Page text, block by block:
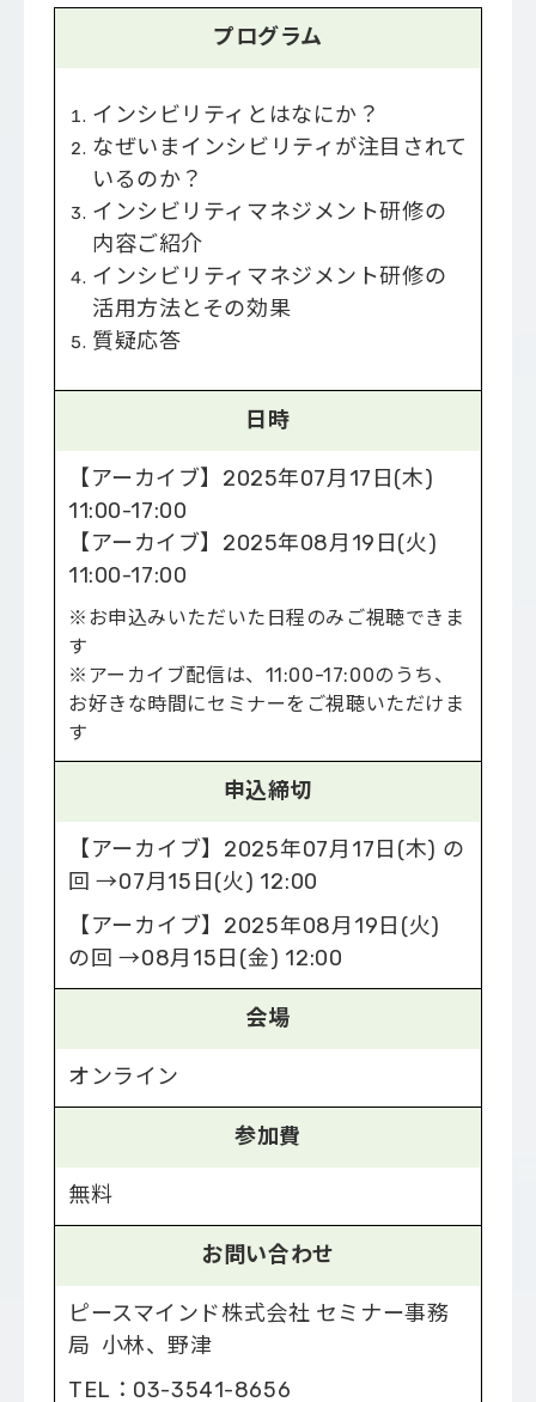
プログラム
インシビリティとはなにか？
なぜいまインシビリティが注目されて
いるのか？
インシビリティマネジメント研修の
内容ご紹介
インシビリティマネジメント研修の
活用方法とその効果
質疑応答
日時
【アーカイブ】2025年07月17日(木)
11:00-17:00
【アーカイブ】2025年08月19日(火)
11:00-17:00
※お申込みいただいた日程のみご視聴できま
す
※アーカイブ配信は、11:00-17:00のうち、
お好きな時間にセミナーをご視聴いただけま
す
申込締切
【アーカイブ】2025年07月17日(木) の
回 →07月15日(火) 12:00
【アーカイブ】2025年08月19日(火)
の回 →08月15日(金) 12:00
会場
オンライン
参加費
無料
お問い合わせ
ピースマインド株式会社 セミナー事務
局 小林、野津
TEL：03-3541-8656